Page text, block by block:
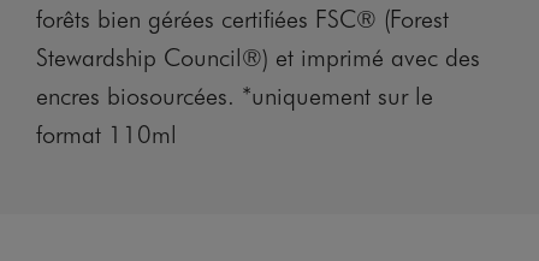
forêts bien gérées certifiées FSC® (Forest
Stewardship Council®) et imprimé avec des
encres biosourcées. *uniquement sur le
format 110ml